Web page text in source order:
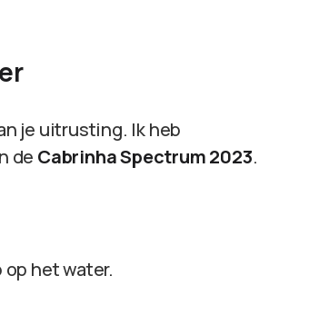
je uitrusting. Ik heb
de Cabrinha Spectrum 2023.
het water.